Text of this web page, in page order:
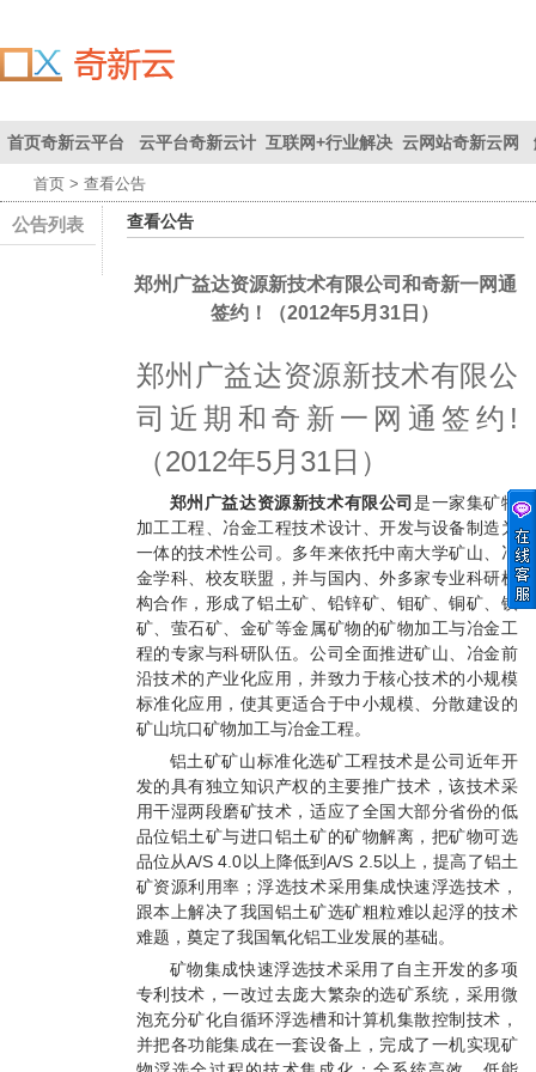
首页奇新云平台
首页
云平台奇新云计 互联网+行业解决 云网站奇新云网
联系我们为您创
造价值
首页 > 查看公告
公告列表 查看公告
郑州广益达资源新技术有限公司和奇新一网通
签约！（2012年5月31日）
郑州广益达资源新技术有限公
司近期和奇新一网通签约!
（2012年5月31日）
郑州广益达资源新技术有限公司是一家集矿物
加工工程、冶金工程技术设计、开发与设备制造为
一体的技术性公司。多年来依托中南大学矿山、冶
金学科、校友联盟，并与国内、外多家专业科研机
构合作，形成了铝土矿、铅锌矿、钼矿、铜矿、铁
矿、萤石矿、金矿等金属矿物的矿物加工与冶金工
程的专家与科研队伍。公司全面推进矿山、冶金前
沿技术的产业化应用，并致力于核心技术的小规模
标准化应用，使其更适合于中小规模、分散建设的
矿山坑口矿物加工与冶金工程。
铝土矿矿山标准化选矿工程技术是公司近年开
发的具有独立知识产权的主要推广技术，该技术采
用干湿两段磨矿技术，适应了全国大部分省份的低
品位铝土矿与进口铝土矿的矿物解离，把矿物可选
品位从A/S 4.0以上降低到A/S 2.5以上，提高了铝土
矿资源利用率；浮选技术采用集成快速浮选技术，
跟本上解决了我国铝土矿选矿粗粒难以起浮的技术
难题，奠定了我国氧化铝工业发展的基础。
矿物集成快速浮选技术采用了自主开发的多项
专利技术，一改过去庞大繁杂的选矿系统，采用微
泡充分矿化自循环浮选槽和计算机集散控制技术，
并把各功能集成在一套设备上，完成了一机实现矿